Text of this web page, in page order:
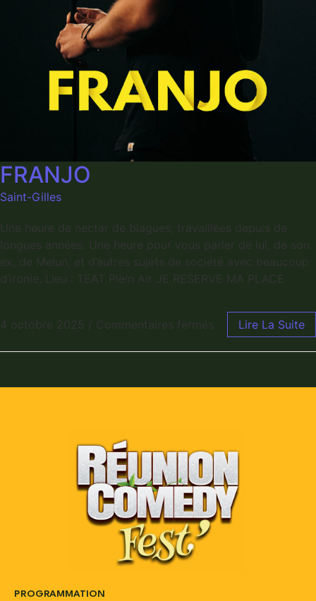
FRANJO
Saint-Gilles
Une heure de nectar de blagues, travaillées depuis de
longues années. Une heure pour vous parler de lui, de son
ex, de Melun, et d’autres sujets de société avec beaucoup
d’ironie. Lieu : TEAT Plein Air JE RESERVE MA PLACE
4 octobre 2025 / Commentaires fermés Lire La Suite
PROGRAMMATION